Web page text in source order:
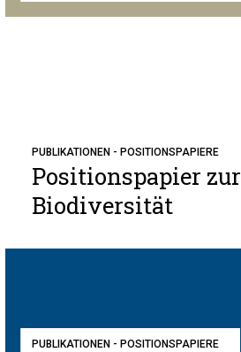
PUBLIKATIONEN - POSITIONSPAPIERE
Positionspapier zur
Biodiversität
PUBLIKATIONEN - POSITIONSPAPIERE